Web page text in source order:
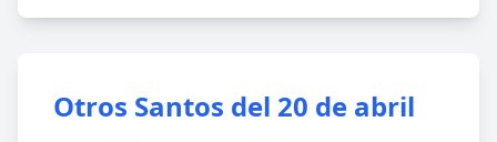
Otros Santos del 20 de abril